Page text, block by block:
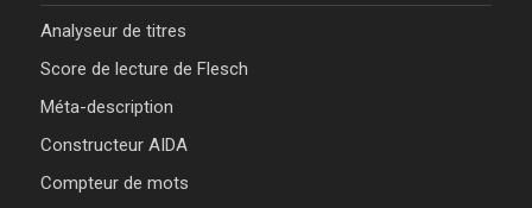
Analyseur de titres
Score de lecture de Flesch
Méta-description
Constructeur AIDA
Compteur de mots